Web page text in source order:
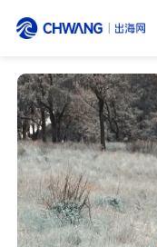
跨境展会
出海服务
出海资讯
登录/注册